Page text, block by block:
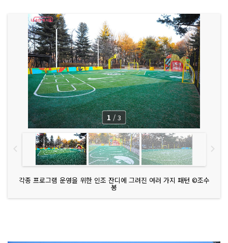
각종 프로그램 운영을 위한 인조 잔디에 그려진 여러 가지 패턴 ©조수
봉
1 / 3